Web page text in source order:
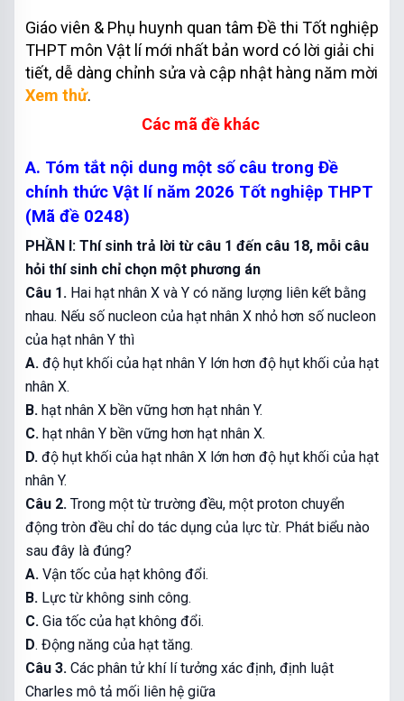
Giáo viên & Phụ huynh quan tâm Đề thi Tốt nghiệp
THPT môn Vật lí mới nhất bản word có lời giải chi
tiết, dễ dàng chỉnh sửa và cập nhật hàng năm mời
Xem thử.
Các mã đề khác
A. Tóm tắt nội dung một số câu trong Đề
chính thức Vật lí năm 2026 Tốt nghiệp THPT
(Mã đề 0248)
PHẦN I: Thí sinh trả lời từ câu 1 đến câu 18, mỗi câu
hỏi thí sinh chỉ chọn một phương án
Câu 1. Hai hạt nhân X và Y có năng lượng liên kết bằng
nhau. Nếu số nucleon của hạt nhân X nhỏ hơn số nucleon
của hạt nhân Y thì
A. độ hụt khối của hạt nhân Y lớn hơn độ hụt khối của hạt
nhân X.
B. hạt nhân X bền vững hơn hạt nhân Y.
C. hạt nhân Y bền vững hơn hạt nhân X.
D. độ hụt khối của hạt nhân X lớn hơn độ hụt khối của hạt
nhân Y.
Câu 2. Trong một từ trường đều, một proton chuyển
động tròn đều chỉ do tác dụng của lực từ. Phát biểu nào
sau đây là đúng?
A. Vận tốc của hạt không đổi.
B. Lực từ không sinh công.
C. Gia tốc của hạt không đổi.
D. Động năng của hạt tăng.
Câu 3. Các phân tử khí lí tưởng xác định, định luật
Charles mô tả mối liên hệ giữa